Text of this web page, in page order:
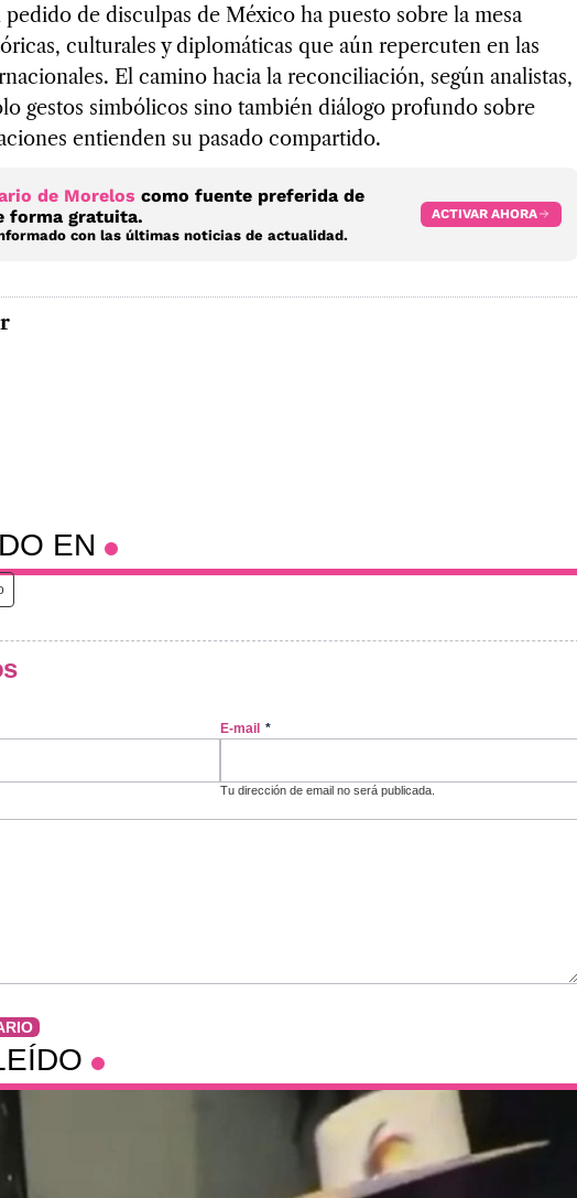
pedido de disculpas de México ha puesto sobre la mesa
culturales y diplomáticas que aún repercuten en las
El camino hacia la reconciliación, según analistas,
gestos simbólicos sino también diálogo profundo sobre
entienden su pasado compartido.
de Morelos como fuente preferida de
forma gratuita.
con las últimas noticias de actualidad.
ACTIVAR AHORA
EN
E-mail *
Tu dirección de email no será publicada.